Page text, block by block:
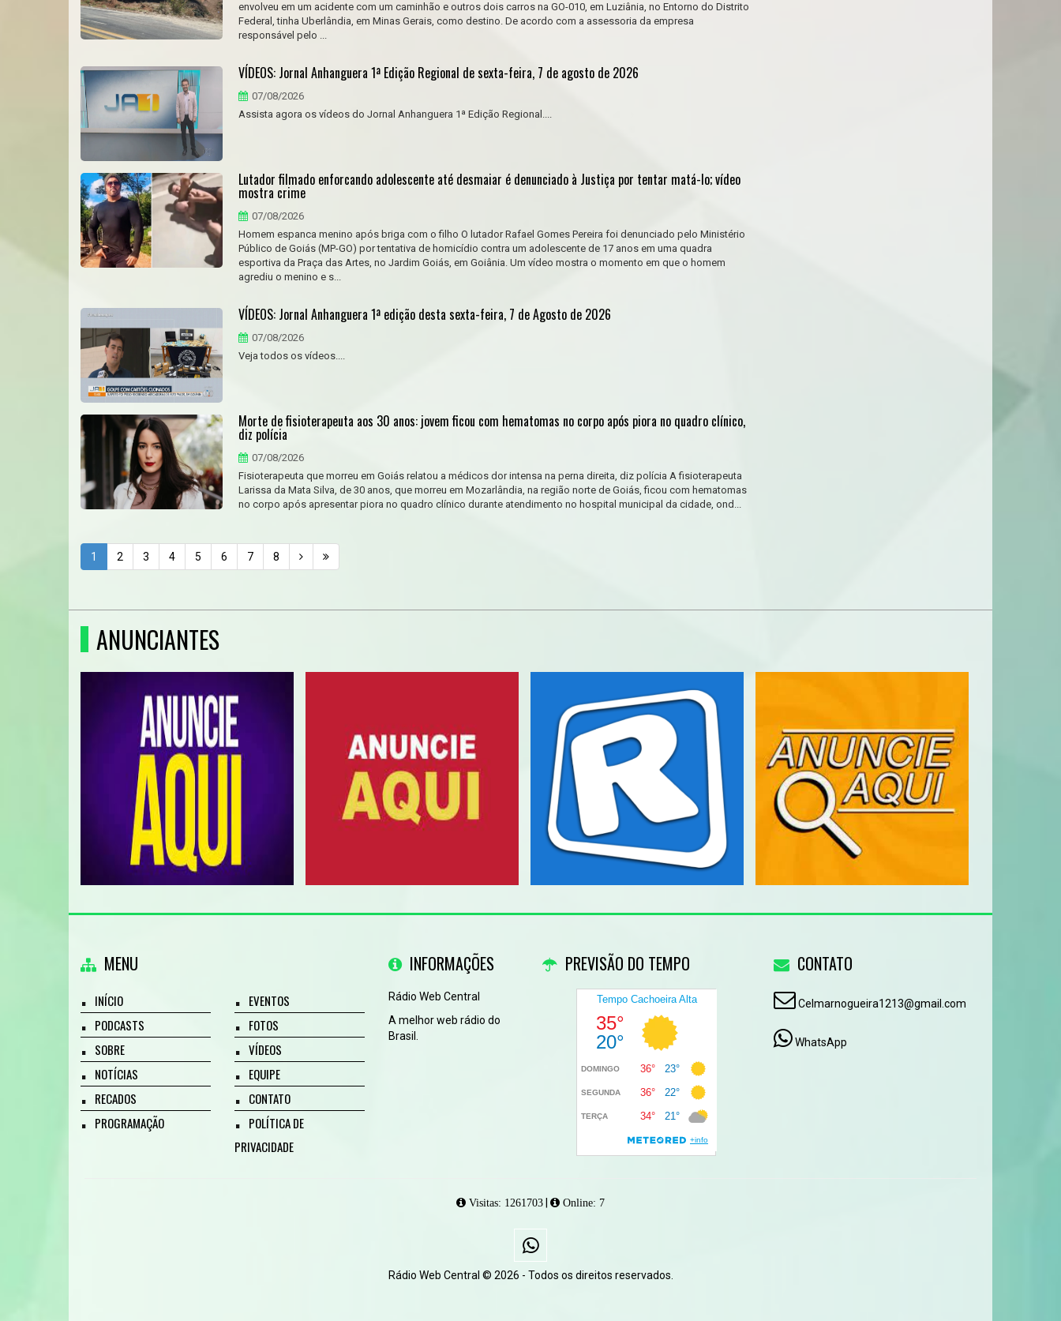
envolveu em um acidente com um caminhão e outros dois carros na GO-010, em Luziânia, no Entorno do Distrito
Federal, tinha Uberlândia, em Minas Gerais, como destino. De acordo com a assessoria da empresa
responsável pelo ...
VÍDEOS: Jornal Anhanguera 1ª Edição Regional de sexta-feira, 7 de agosto de 2026
07/08/2026
Assista agora os vídeos do Jornal Anhanguera 1ª Edição Regional....
Lutador filmado enforcando adolescente até desmaiar é denunciado à Justiça por tentar matá-lo; vídeo
mostra crime
07/08/2026
Homem espanca menino após briga com o filho O lutador Rafael Gomes Pereira foi denunciado pelo Ministério
Público de Goiás (MP-GO) por tentativa de homicídio contra um adolescente de 17 anos em uma quadra
esportiva da Praça das Artes, no Jardim Goiás, em Goiânia. Um vídeo mostra o momento em que o homem
agrediu o menino e s...
VÍDEOS: Jornal Anhanguera 1ª edição desta sexta-feira, 7 de Agosto de 2026
07/08/2026
Veja todos os vídeos....
Morte de fisioterapeuta aos 30 anos: jovem ficou com hematomas no corpo após piora no quadro clínico,
diz polícia
07/08/2026
Fisioterapeuta que morreu em Goiás relatou a médicos dor intensa na perna direita, diz polícia A fisioterapeuta
Larissa da Mata Silva, de 30 anos, que morreu em Mozarlândia, na região norte de Goiás, ficou com hematomas
no corpo após apresentar piora no quadro clínico durante atendimento no hospital municipal da cidade, ond...
1 2 3 4 5 6 7 8
ANUNCIANTES
MENU
INÍCIO
PODCASTS
SOBRE
NOTÍCIAS
RECADOS
PROGRAMAÇÃO
EVENTOS
FOTOS
VÍDEOS
EQUIPE
CONTATO
POLÍTICA DE
PRIVACIDADE
INFORMAÇÕES
Rádio Web Central
A melhor web rádio do
Brasil.
PREVISÃO DO TEMPO CONTATO
Celmarnogueira1213@gmail.com
WhatsApp
Visitas: 1261703 Online: 7
Rádio Web Central © 2026 - Todos os direitos reservados.